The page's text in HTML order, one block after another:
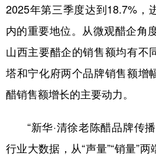
2025年第三季度达到18.7%，
内的重要地位。从微观醋企角
山西主要醋企的销售额均有不
塔和宁化府两个品牌销售额增
醋销售额增长的主要动力。
“新华·清徐老陈醋品牌传播
行业大数据，从“声量”“销量”